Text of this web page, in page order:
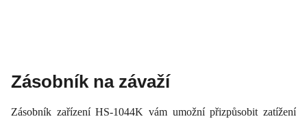
Zásobník na závaží
Zásobník zařízení HS-1044K vám umožní přizpůsobit zatížení